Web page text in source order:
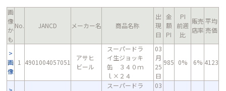
画
像
か
も
No. JANCD メーカー名 商品名称
出
現
日
金
額
PI
PI
前週
比
販売
店率
平均
売価
画
像
1 4901004057051
アサヒ
ビール
スーパードラ
イ生ジョッキ
缶 ３４０ｍ
ｌ×２４
03
月
25
日
985 0% 6% 4123
スーパードラ
03